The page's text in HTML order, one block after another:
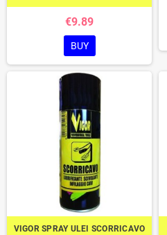
€9.89
BUY
VIGOR SPRAY ULEI SCORRICAVO